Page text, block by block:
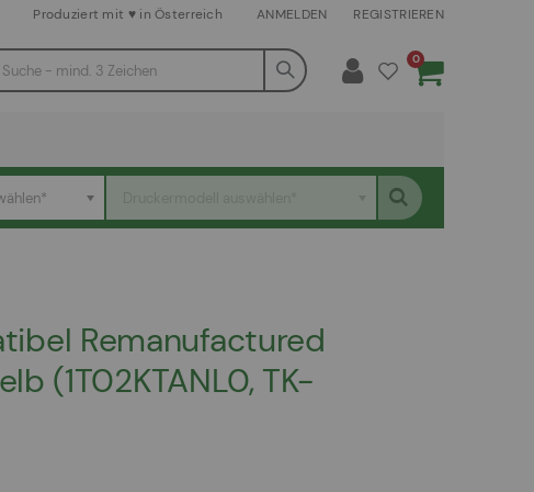
Produziert mit ♥ in Österreich ANMELDEN REGISTRIEREN
Warenkorb
0Artikel
Remanufactured
(1T02KTANL0, TK-